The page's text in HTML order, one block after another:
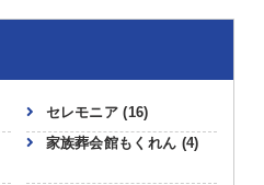
セレモニア(16)
家族葬会館もくれん (4)